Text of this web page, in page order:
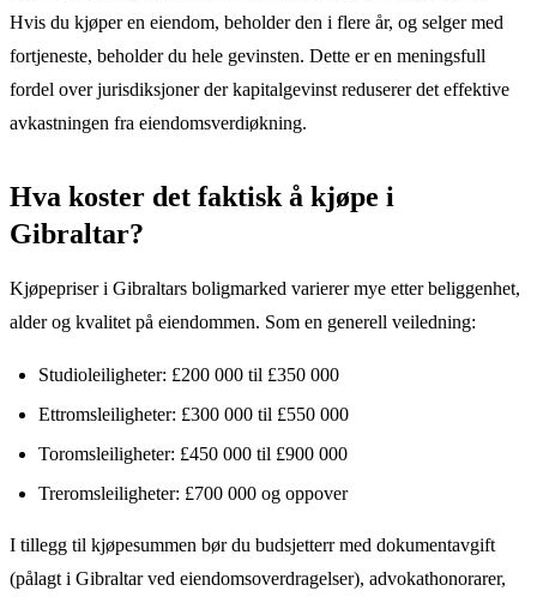
Hvis du kjøper en eiendom, beholder den i flere år, og selger med
fortjeneste, beholder du hele gevinsten. Dette er en meningsfull
fordel over jurisdiksjoner der kapitalgevinst reduserer det effektive
avkastningen fra eiendomsverdiøkning.
Hva koster det faktisk å kjøpe i
Gibraltar?
Kjøpepriser i Gibraltars boligmarked varierer mye etter beliggenhet,
alder og kvalitet på eiendommen. Som en generell veiledning:
Studioleiligheter: £200 000 til £350 000
Ettromsleiligheter: £300 000 til £550 000
Toromsleiligheter: £450 000 til £900 000
Treromsleiligheter: £700 000 og oppover
I tillegg til kjøpesummen bør du budsjetterr med dokumentavgift
(pålagt i Gibraltar ved eiendomsoverdragelser), advokathonorarer,